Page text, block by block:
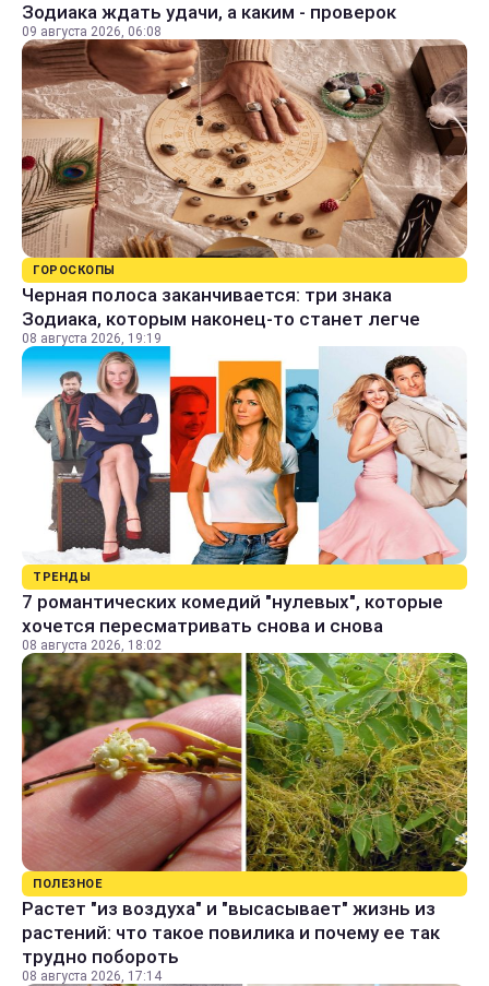
Зодиака ждать удачи, а каким - проверок
09 августа 2026, 06:08
ГОРОСКОПЫ
Черная полоса заканчивается: три знака
Зодиака, которым наконец-то станет легче
08 августа 2026, 19:19
ТРЕНДЫ
7 романтических комедий "нулевых", которые
хочется пересматривать снова и снова
08 августа 2026, 18:02
ПОЛЕЗНОЕ
Растет "из воздуха" и "высасывает" жизнь из
растений: что такое повилика и почему ее так
трудно побороть
08 августа 2026, 17:14